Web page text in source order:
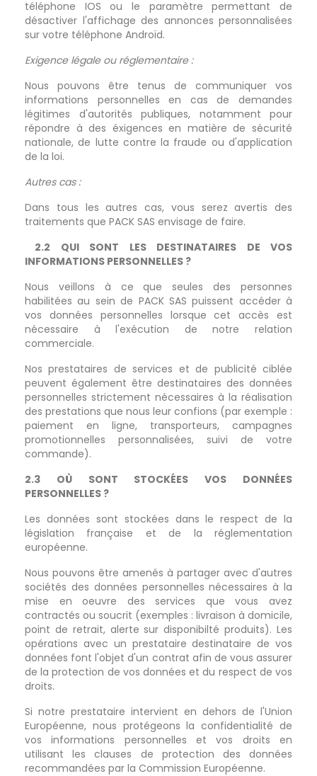
téléphone IOS ou le paramètre permettant de
désactiver l'affichage des annonces personnalisées
sur votre téléphone Androïd.
Exigence légale ou réglementaire :
Nous pouvons être tenus de communiquer vos
informations personnelles en cas de demandes
légitimes d'autorités publiques, notamment pour
répondre à des éxigences en matière de sécurité
nationale, de lutte contre la fraude ou d'application
de la loi.
Autres cas :
Dans tous les autres cas, vous serez avertis des
traitements que PACK SAS envisage de faire.
2.2 QUI SONT LES DESTINATAIRES DE VOS
INFORMATIONS PERSONNELLES ?
Nous veillons à ce que seules des personnes
habilitées au sein de PACK SAS puissent accéder à
vos données personnelles lorsque cet accès est
nécessaire à l'exécution de notre relation
commerciale.
Nos prestataires de services et de publicité ciblée
peuvent également être destinataires des données
personnelles strictement nécessaires à la réalisation
des prestations que nous leur confions (par exemple :
paiement en ligne, transporteurs, campagnes
promotionnelles personnalisées, suivi de votre
commande).
2.3 OÙ SONT STOCKÉES VOS DONNÉES
PERSONNELLES ?
Les données sont stockées dans le respect de la
législation française et de la réglementation
européenne.
Nous pouvons être amenés à partager avec d'autres
sociétés des données personnelles nécessaires à la
mise en oeuvre des services que vous avez
contractés ou soucrit (exemples : livraison à domicile,
point de retrait, alerte sur disponibilté produits). Les
opérations avec un prestataire destinataire de vos
données font l'objet d'un contrat afin de vous assurer
de la protection de vos données et du respect de vos
droits.
Si notre prestataire intervient en dehors de l'Union
Européenne, nous protégeons la confidentialité de
vos informations personnelles et vos droits en
utilisant les clauses de protection des données
recommandées par la Commission Européenne.